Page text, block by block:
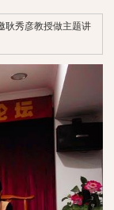
耿秀彦教授做主题讲